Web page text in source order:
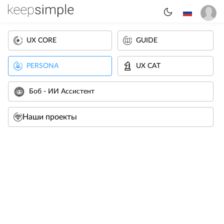
UX CORE GUIDE
PERSONA UX CAT
Боб - ИИ Ассистент
Наши проекты